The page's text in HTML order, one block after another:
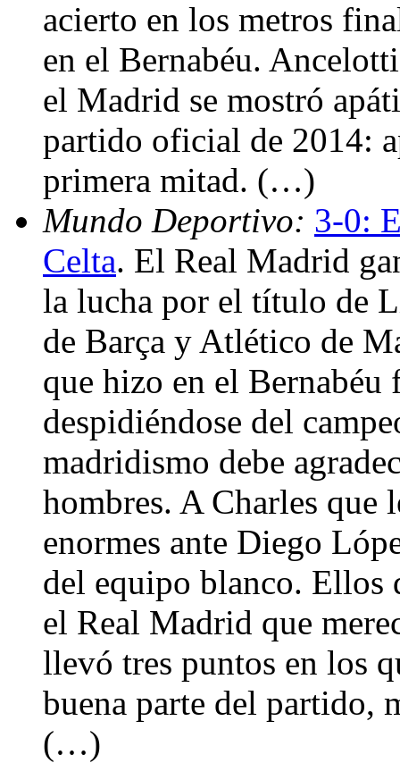
acierto en los metros
en el Bernabéu.
el Madrid se mostró
partido oficial de 2014:
primera mitad. (…)
Mundo Deportivo: 3-0:
Celta. El Real Madrid
la lucha por el título de
de Barça y Atlético de
que hizo en el Bernabéu
despidiéndose del
madridismo debe
hombres. A Charles
enormes ante Diego
del equipo blanco. Ellos
el Real Madrid que
llevó tres puntos en los
buena parte del partido,
(…)